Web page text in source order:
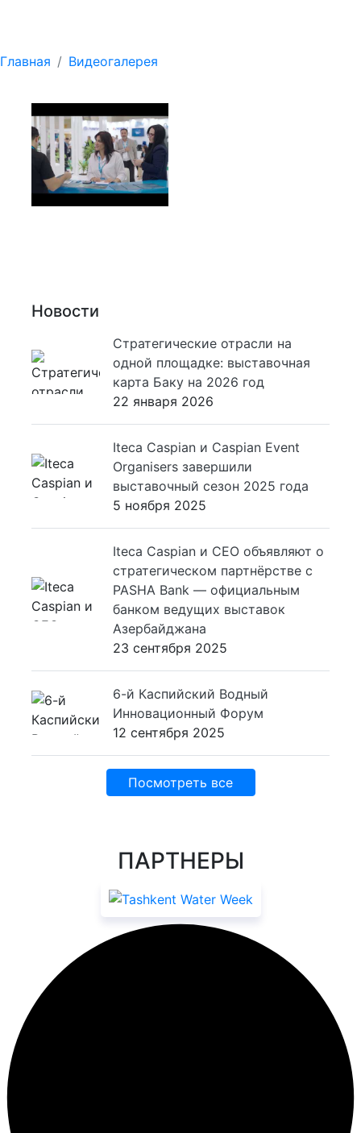
Главная Видеогалерея
Новости
Стратегические отрасли на
одной площадке: выставочная
карта Баку на 2026 год
22 января 2026
Iteca Caspian и Caspian Event
Organisers завершили
выставочный сезон 2025 года
5 ноября 2025
Iteca Caspian и CEO объявляют о
стратегическом партнёрстве с
PASHA Bank — официальным
банком ведущих выставок
Азербайджана
23 сентября 2025
6-й Каспийский Водный
Инновационный Форум
12 сентября 2025
Посмотреть все
ПАРТНЕРЫ